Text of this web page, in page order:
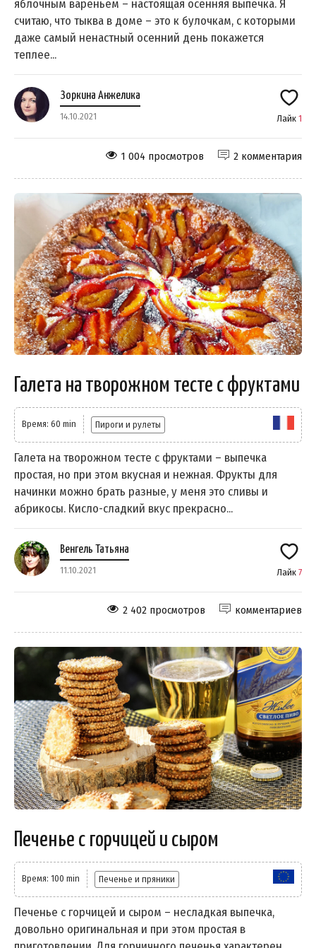
яблочным вареньем – настоящая осенняя выпечка. Я
считаю, что тыква в доме – это к булочкам, с которыми
даже самый ненастный осенний день покажется
теплее...
Зоркина Анжелика
14.10.2021 Лайк 1
2 комментария
1 004 просмотров
Галета на творожном тесте с фруктами
Время: 60 min Пироги и рулеты
Галета на творожном тесте с фруктами – выпечка
простая, но при этом вкусная и нежная. Фрукты для
начинки можно брать разные, у меня это сливы и
абрикосы. Кисло-сладкий вкус прекрасно...
Венгель Татьяна
11.10.2021 Лайк 7
комментариев
2 402 просмотров
Печенье с горчицей и сыром
Время: 100 min Печенье и пряники
Печенье с горчицей и сыром – несладкая выпечка,
довольно оригинальная и при этом простая в